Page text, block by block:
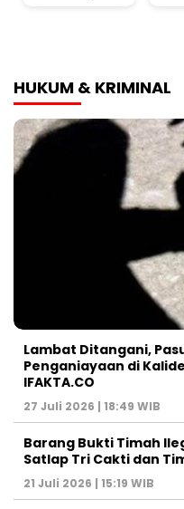
HUKUM & KRIMINAL
Lambat Ditangani,
Penganiayaan di
IFAKTA.CO
27 Juli 2026 | 18:49 WIB
Barang Bukti Timah
Satlap Tri Cakti dan
21 Juli 2026 | 15:19 WIB